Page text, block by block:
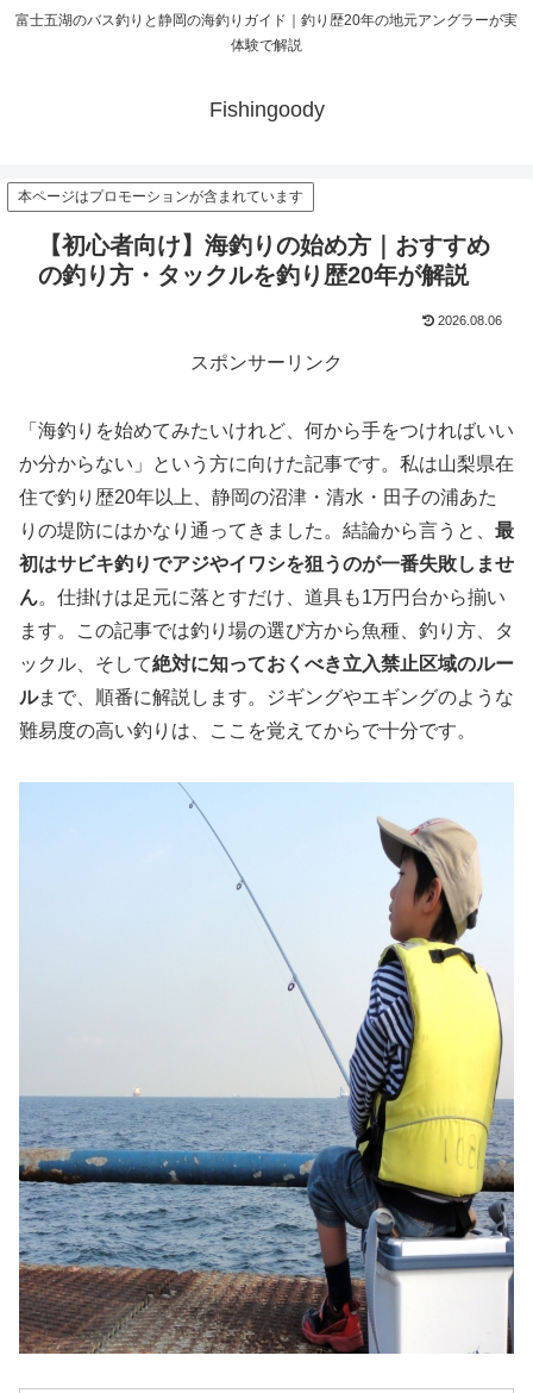
富士五湖のバス釣りと静岡の海釣りガイド｜釣り歴20年の地元アングラーが実
体験で解説
Fishingoody
本ページはプロモーションが含まれています
【初心者向け】海釣りの始め方｜おすすめ
の釣り方・タックルを釣り歴20年が解説
2026.08.06
スポンサーリンク
「海釣りを始めてみたいけれど、何から手をつければいい
か分からない」という方に向けた記事です。私は山梨県在
住で釣り歴20年以上、静岡の沼津・清水・田子の浦あた
りの堤防にはかなり通ってきました。結論から言うと、 最
初はサビキ釣りでアジやイワシを狙うのが一番失敗しませ
ん。仕掛けは足元に落とすだけ、道具も1万円台から揃い
ます。この記事では釣り場の選び方から魚種、釣り方、タ
ックル、そして絶対に知っておくべき立入禁止区域のルー
ルまで、順番に解説します。ジギングやエギングのような
難易度の高い釣りは、ここを覚えてからで十分です。